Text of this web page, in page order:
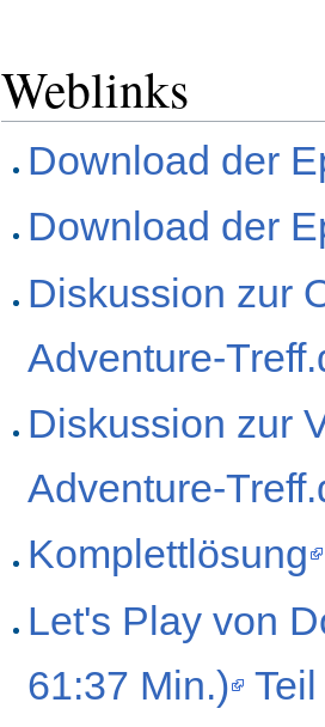
Weblinks
Download der
Download der
Diskussion zur
Adventure-
Diskussion zur
Adventure-
Komplettlösung
Let's Play von
61:37 Min.)